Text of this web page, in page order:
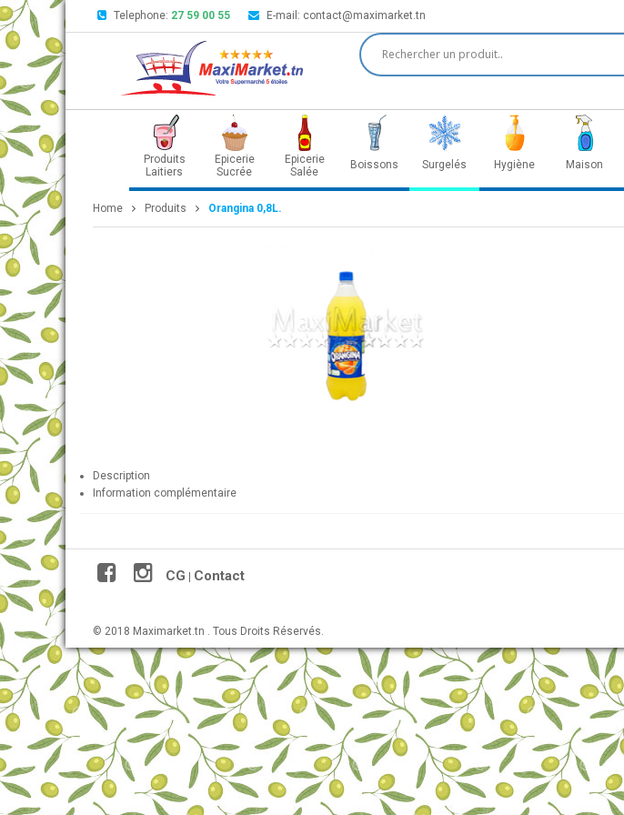
Telephone: 27 59 00 55 E-mail: contact@maximarket.tn
Produits
Laitiers
Epicerie
Sucrée
Epicerie
Salée
Boissons Surgelés Hygiène Maison
Home Produits Orangina 0,8L.
Description
Information complémentaire
CG Contact
© 2018 Maximarket.tn . Tous Droits Réservés.